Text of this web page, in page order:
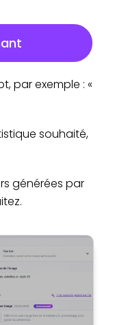
par exemple : «
souhaité,
générées par